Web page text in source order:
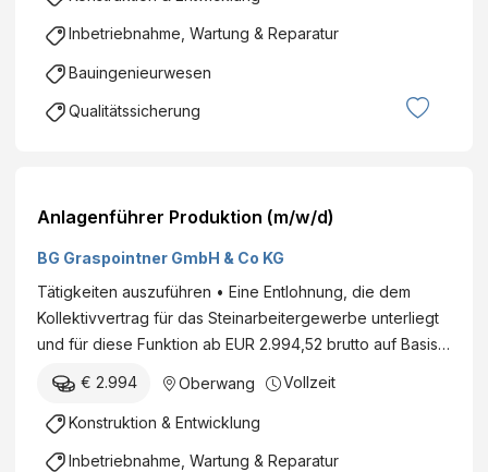
Inbetriebnahme, Wartung & Reparatur
Bauingenieurwesen
Qualitätssicherung
Anlagenführer Produktion (m/w/d)
BG Graspointner GmbH & Co KG
Tätigkeiten auszuführen • Eine Entlohnung, die dem
Kollektivvertrag für das Steinarbeitergewerbe unterliegt
und für diese Funktion ab EUR 2.994,52 brutto auf Basis…
€ 2.994 Oberwang Vollzeit
Konstruktion & Entwicklung
Inbetriebnahme, Wartung & Reparatur